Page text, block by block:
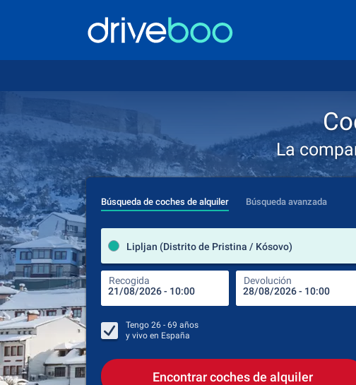
La
Búsqueda de coches de alquiler Búsqueda avanzada
Lipljan (Distrito de Pristina / Kósovo)
Recogida Devolución
Tengo 26 - 69 años
y vivo en España
Encontrar coches de alquiler